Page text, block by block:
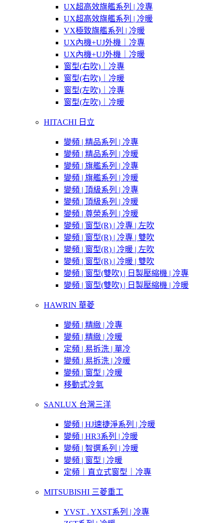
UX超高效旗艦系列 | 冷專
UX超高效旗艦系列 | 冷暖
VX極致旗艦系列 | 冷暖
UX內機+UJ外機｜冷專
UX內機+UJ外機｜冷暖
窗型(右吹)｜冷專
窗型(右吹)｜冷暖
窗型(左吹)｜冷專
窗型(左吹)｜冷暖
HITACHI 日立
變頻 | 精品系列 | 冷專
變頻 | 精品系列 | 冷暖
變頻 | 旗艦系列 | 冷專
變頻 | 旗艦系列 | 冷暖
變頻 | 頂級系列 | 冷專
變頻 | 頂級系列 | 冷暖
變頻 | 尊榮系列 | 冷暖
變頻 | 窗型(R) | 冷專 | 左吹
變頻 | 窗型(R) | 冷專 | 雙吹
變頻 | 窗型(R) | 冷暖 | 左吹
變頻 | 窗型(R) | 冷暖 | 雙吹
變頻 | 窗型(雙吹) | 日製壓縮機 | 冷專
變頻 | 窗型(雙吹) | 日製壓縮機 | 冷暖
HAWRIN 華菱
變頻 | 精緻 | 冷專
變頻 | 精緻 | 冷暖
定頻 | 易拆洗 | 單冷
變頻 | 易拆洗 | 冷暖
變頻 | 窗型 | 冷暖
移動式冷氣
SANLUX 台灣三洋
變頻 | HJ速捷淨系列 | 冷暖
變頻 | HR3系列 | 冷暖
變頻 | 智選系列 | 冷暖
變頻 | 窗型 | 冷暖
定頻｜直立式窗型｜冷專
MITSUBISHI 三菱重工
YVST . YXST系列 | 冷專